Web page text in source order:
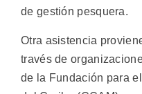
de gestión pesquera.
Otra asistencia
través de
de la Fundación para